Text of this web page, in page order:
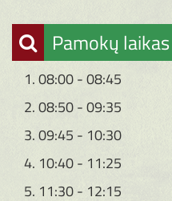
Pamokų laikas
1. 08:00 - 08:45
2. 08:50 - 09:35
3. 09:45 - 10:30
4. 10:40 - 11:25
5. 11:30 - 12:15